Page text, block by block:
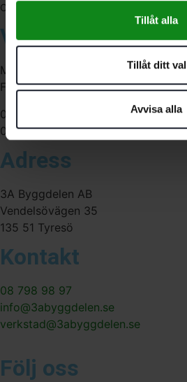
Tillåt alla
Tillåt ditt val
Avvisa alla
Org. nr:
Våra öppettider
Måndag-Torsdag:
Fredag:
07:00-16:00
07:00-15:00
Adress
3A Byggdelen AB
Vendelsövägen 35
135 51 Tyresö
Kontakt
08 798 98 97
info@3abyggdelen.se
verkstad@3abyggdelen.se
Följ oss